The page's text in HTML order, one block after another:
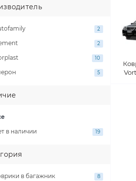
2
2
10
5
в наличии
19
в багажник 8